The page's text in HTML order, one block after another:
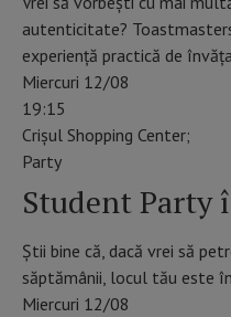
autenticitate?
experiență practică de
Miercuri 12/08
19:15
Crișul Shopping Center;
Party
Student Party
Știi bine că, dacă vrei să
săptămânii, locul tău este
Miercuri 12/08